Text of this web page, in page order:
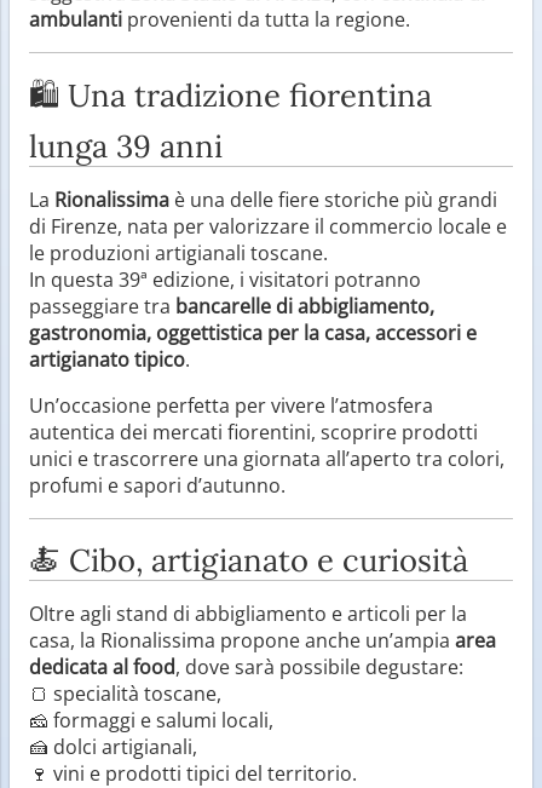
ambulanti provenienti da tutta la regione.
🛍️ Una tradizione fiorentina
lunga 39 anni
La Rionalissima è una delle fiere storiche più grandi
di Firenze, nata per valorizzare il commercio locale e
le produzioni artigianali toscane.
In questa 39ª edizione, i visitatori potranno
passeggiare tra bancarelle di abbigliamento,
gastronomia, oggettistica per la casa, accessori e
artigianato tipico.
Un’occasione perfetta per vivere l’atmosfera
autentica dei mercati fiorentini, scoprire prodotti
unici e trascorrere una giornata all’aperto tra colori,
profumi e sapori d’autunno.
🍝 Cibo, artigianato e curiosità
Oltre agli stand di abbigliamento e articoli per la
casa, la Rionalissima propone anche un’ampia area
dedicata al food, dove sarà possibile degustare:
🍞 specialità toscane,
🧀 formaggi e salumi locali,
🍰 dolci artigianali,
🍷 vini e prodotti tipici del territorio.